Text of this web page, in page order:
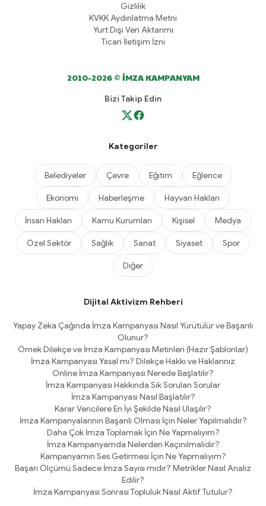
Gizlilik
KVKK Aydınlatma Metni
Yurt Dışı Veri Aktarımı
Ticari İletişim İzni
2010-2026 © İMZA KAMPANYAM
Bizi Takip Edin
Kategoriler
Belediyeler Çevre Eğitim Eğlence
Ekonomi Haberleşme Hayvan Hakları
İnsan Hakları Kamu Kurumları Kişisel Medya
Özel Sektör Sağlık Sanat Siyaset Spor
Diğer
Dijital Aktivizm Rehberi
Yapay Zeka Çağında İmza Kampanyası Nasıl Yürütülür ve Başarılı
Olunur?
Örnek Dilekçe ve İmza Kampanyası Metinleri (Hazır Şablonlar)
İmza Kampanyası Yasal mı? Dilekçe Hakkı ve Haklarınız
Online İmza Kampanyası Nerede Başlatılır?
İmza Kampanyası Hakkında Sık Sorulan Sorular
İmza Kampanyası Nasıl Başlatılır?
Karar Vericilere En İyi Şekilde Nasıl Ulaşılır?
İmza Kampanyalarının Başarılı Olması İçin Neler Yapılmalıdır?
Daha Çok İmza Toplamak İçin Ne Yapmalıyım?
İmza Kampanyamda Nelerden Kaçınılmalıdır?
Kampanyamın Ses Getirmesi İçin Ne Yapmalıyım?
Başarı Ölçümü Sadece İmza Sayısı mıdır? Metrikler Nasıl Analiz
Edilir?
İmza Kampanyası Sonrası Topluluk Nasıl Aktif Tutulur?